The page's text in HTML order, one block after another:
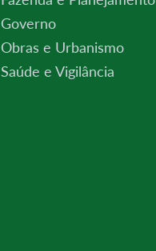
Governo
Obras e Urbanismo
Saúde e Vigilância